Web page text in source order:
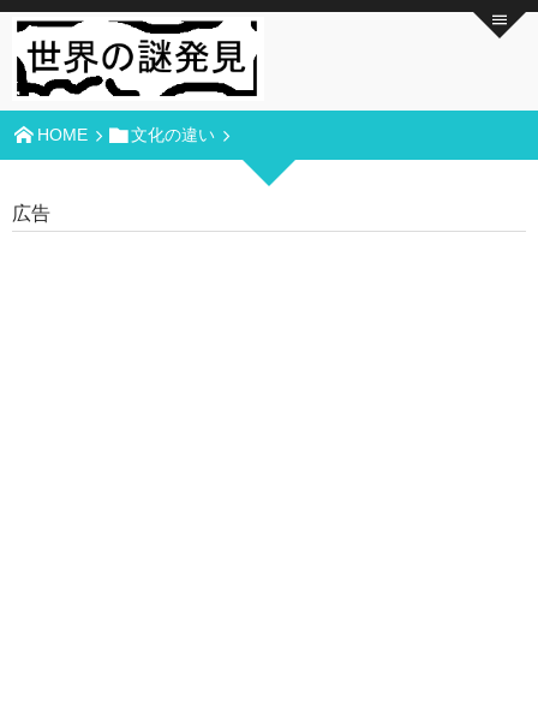
HOME 文化の違い
広告